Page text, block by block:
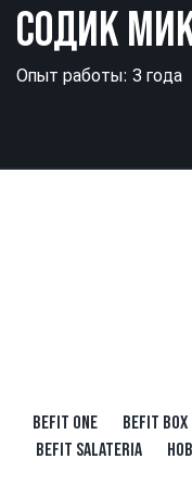
СОДИК
Опыт работы: 3 года
BEFIT ONE BEFIT BOX
BEFIT SALATERIA